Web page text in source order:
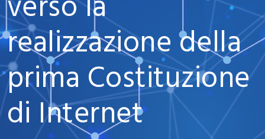
realizzazione della
prima Costituzione
di Internet